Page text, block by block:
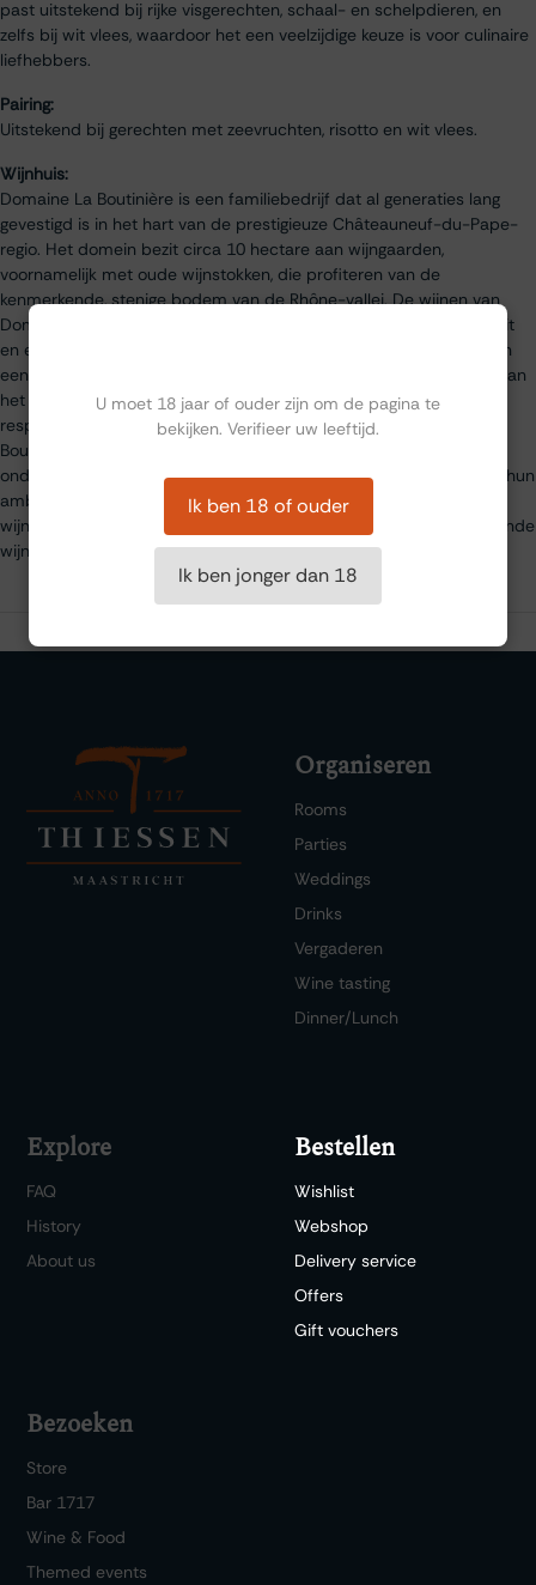
past uitstekend bij rijke visgerechten, schaal- en schelpdieren, en
zelfs bij wit vlees, waardoor het een veelzijdige keuze is voor culinaire
liefhebbers.
Pairing:
Uitstekend bij gerechten met zeevruchten, risotto en wit vlees.
Wijnhuis:
Domaine La Boutinière is een familiebedrijf dat al generaties lang
gevestigd is in het hart van de prestigieuze Châteauneuf-du-Pape-
regio. Het domein bezit circa 10 hectare aan wijngaarden,
voornamelijk met oude wijnstokken, die profiteren van de
kenmerkende, stenige bodem van de Rhône-vallei. De wijnen van
Domaine La Boutinière worden gewaardeerd om hun authenticiteit
en expressiviteit, mede dankzij traditionele vinificatieprocessen en
een duurzame aanpak in de wijngaard. Het wijnhuis is toegewijd aan
het behoud van het karakter van Châteauneuf-du-Pape, met
respect voor de natuurlijke omgeving en het terroir. Domaine La
Boutinière exporteert zijn wijnen wereldwijd en heeft diverse
onderscheidingen ontvangen, die de kwaliteit en consistentie van hun
ambacht onderstrepen. Het is een geliefde bestemming voor
wijnliefhebbers die willen proeven van de rijke traditie en de verfijnde
wijnen die de Rhône-streek te bieden heeft.
Organiseren
Rooms
Parties
Weddings
Drinks
Vergaderen
Wine tasting
Dinner/Lunch
Explore
FAQ
History
About us
Bestellen
Wishlist
Webshop
Delivery service
Offers
Gift vouchers
Bezoeken
Store
Bar 1717
Wine & Food
Themed events
U moet 18 jaar of ouder zijn om de pagina te
bekijken. Verifieer uw leeftijd.
Ik ben 18 of ouder
Ik ben jonger dan 18